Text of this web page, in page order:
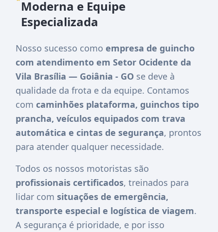
Moderna e Equipe
Especializada
Nosso sucesso como empresa de guincho
com atendimento em Setor Ocidente da
Vila Brasília — Goiânia - GO se deve à
qualidade da frota e da equipe. Contamos
com caminhões plataforma, guinchos tipo
prancha, veículos equipados com trava
automática e cintas de segurança, prontos
para atender qualquer necessidade.
Todos os nossos motoristas são
profissionais certificados, treinados para
lidar com situações de emergência,
transporte especial e logística de viagem.
A segurança é prioridade, e por isso